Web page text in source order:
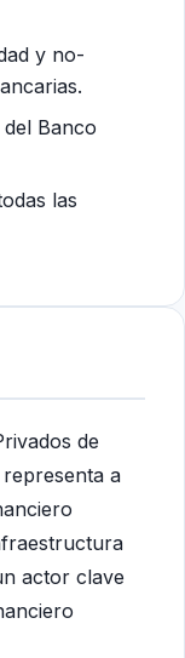
y no-
Banco
las
de
a
actor clave